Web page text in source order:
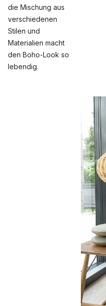
die Mischung aus
verschiedenen
Stilen und
Materialien macht
den Boho-Look so
lebendig.